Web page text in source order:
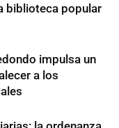
biblioteca popular
impulsa un
a los